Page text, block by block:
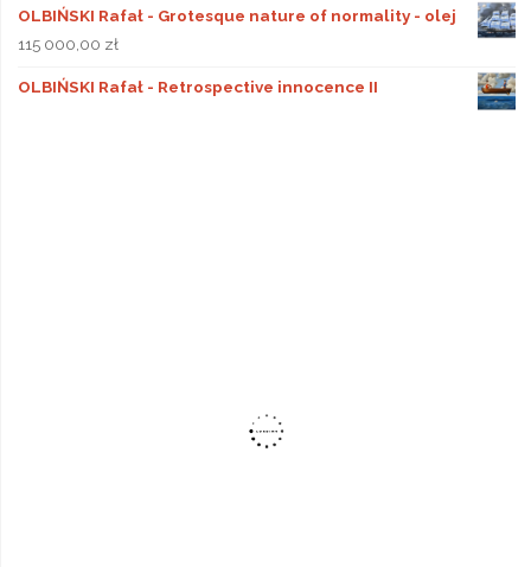
OLBIŃSKI Rafał - Grotesque nature of normality - olej
115 000,00 zł
OLBIŃSKI Rafał - Retrospective innocence II